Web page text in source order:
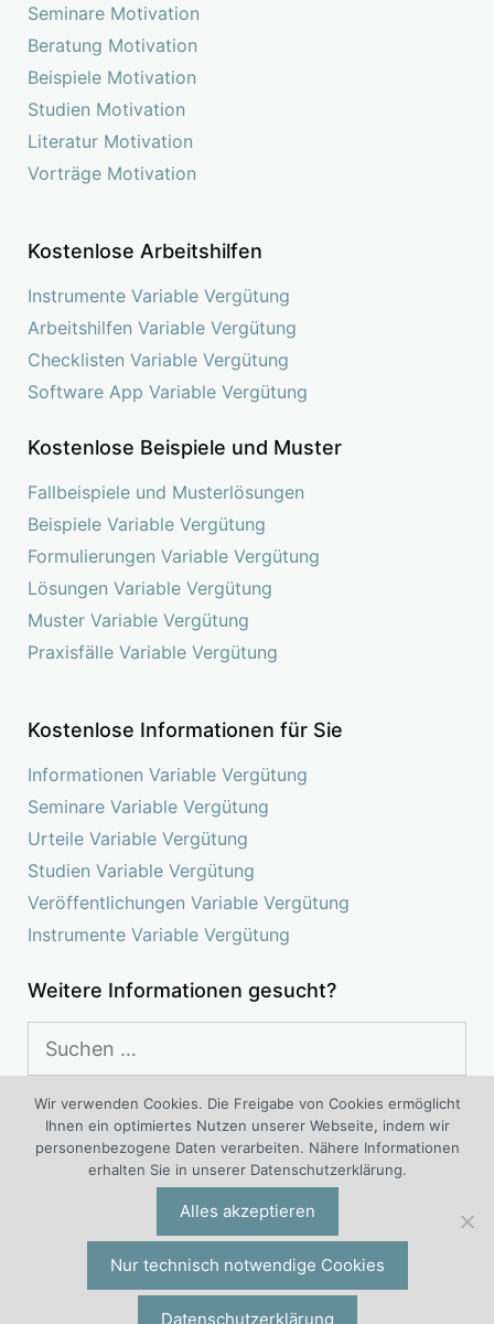
Seminare Motivation
Beratung Motivation
Beispiele Motivation
Studien Motivation
Literatur Motivation
Vorträge Motivation
Kostenlose Arbeitshilfen
Instrumente Variable Vergütung
Arbeitshilfen Variable Vergütung
Checklisten Variable Vergütung
Software App Variable Vergütung
Kostenlose Beispiele und Muster
Fallbeispiele und Musterlösungen
Beispiele Variable Vergütung
Formulierungen Variable Vergütung
Lösungen Variable Vergütung
Muster Variable Vergütung
Praxisfälle Variable Vergütung
Kostenlose Informationen für Sie
Informationen Variable Vergütung
Seminare Variable Vergütung
Urteile Variable Vergütung
Studien Variable Vergütung
Veröffentlichungen Variable Vergütung
Instrumente Variable Vergütung
Weitere Informationen gesucht?
nach:
Das Kompetenz Center Variable Vergütung ist ein
interdisziplinäres Projekt von Experten für variable Vergütung
und variable Vergütungssysteme der I.O. Group
Unternehmensberatungsgruppe | Engelsstraße 6 | 42283
Wuppertal | Deutschland | Tel. +49 (0)202 277 5000 |
|Datenschutz| Impressum| Preise & Konditionen
Kontakt
Wir verwenden Cookies. Die Freigabe von Cookies ermöglicht
Ihnen ein optimiertes Nutzen unserer Webseite, indem wir
personenbezogene Daten verarbeiten. Nähere Informationen
erhalten Sie in unserer Datenschutzerklärung.
Alles akzeptieren
Nur technisch notwendige Cookies
Datenschutzerklärung